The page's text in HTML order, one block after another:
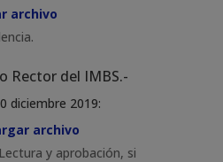
archivo
Rector del IMBS.-
diciembre 2019:
archivo
y aprobación, si